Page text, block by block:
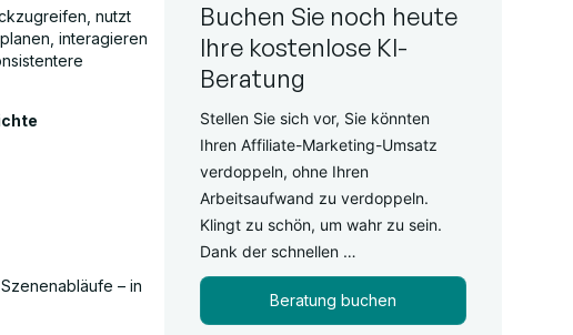
nutzt
interagieren
– in
Buchen Sie noch heute
Ihre kostenlose KI-
Beratung
Stellen Sie sich vor, Sie könnten
Ihren Affiliate-Marketing-Umsatz
verdoppeln, ohne Ihren
Arbeitsaufwand zu verdoppeln.
Klingt zu schön, um wahr zu sein.
Dank der schnellen …
Beratung buchen